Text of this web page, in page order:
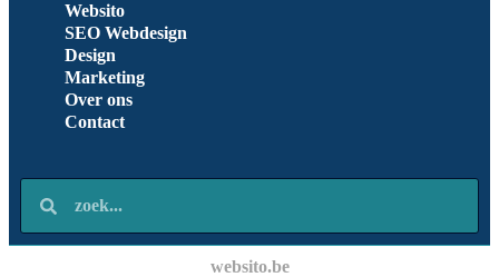
Websito
SEO Webdesign
Design
Marketing
Over ons
Contact
websito.be